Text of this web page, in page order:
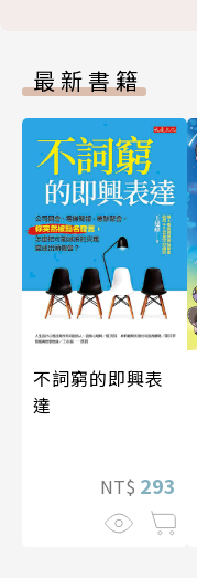
最新書籍
不詞窮的即興表
達
NT$ 293